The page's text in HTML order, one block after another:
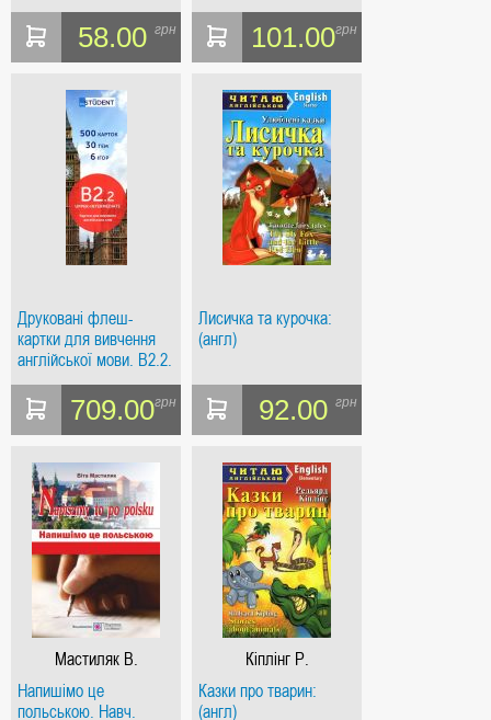
літери
58.00 грн 101.00грн
Друковані флеш-
картки для вивчення
англійської мови. B2.2.
(500) Upper-Intermediate
709.00грн
Лисичка та курочка:
(англ)
92.00 грн
Мастиляк В.
Напишімо це
польською. Навч.
Кіплінг Р.
Казки про тварин:
(англ)